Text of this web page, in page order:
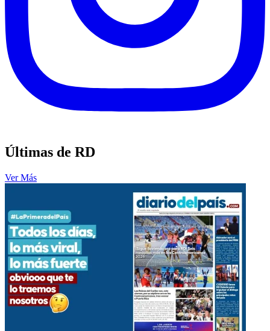
Últimas de RD
Ver Más